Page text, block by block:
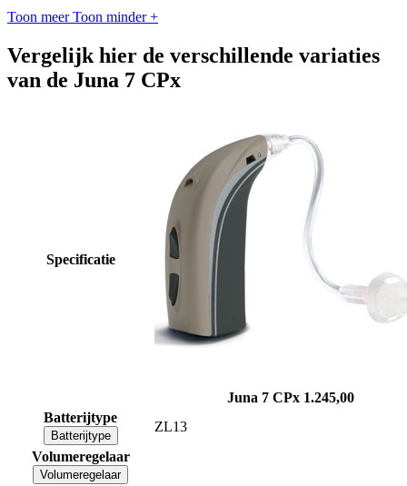
Toon meer Toon minder +
Vergelijk hier de verschillende variaties
van de Juna 7 CPx
Specificatie
Juna 7 CPx 1.245,00
Batterijtype
Batterijtype
ZL13
Volumeregelaar
Volumeregelaar